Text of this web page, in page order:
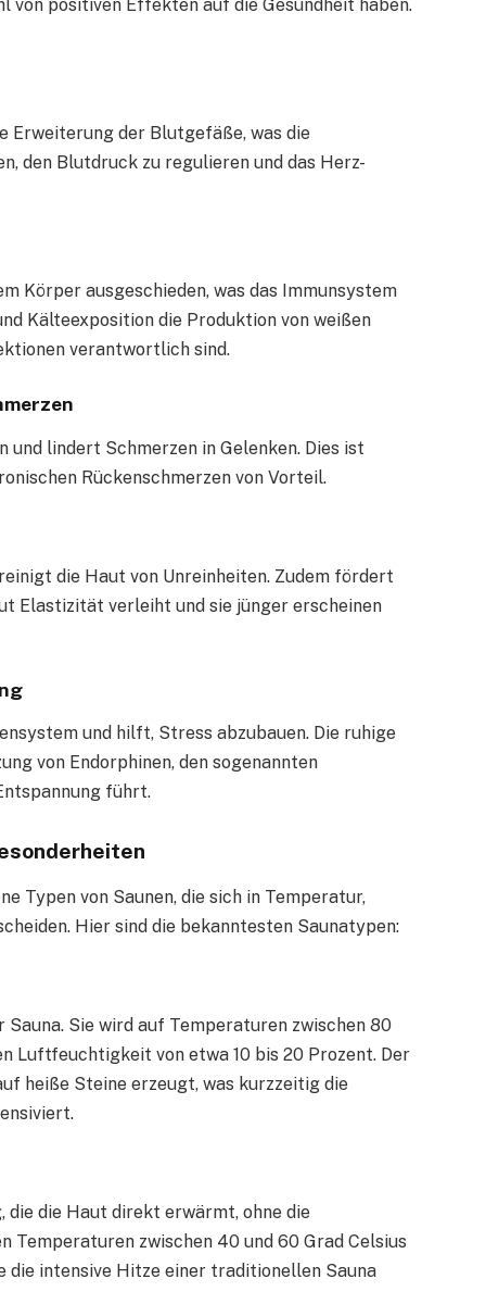
von positiven Effekten auf die Gesundheit haben.
Erweiterung der Blutgefäße, was die
den Blutdruck zu regulieren und das Herz-
Körper ausgeschieden, was das Immunsystem
Kälteexposition die Produktion von weißen
verantwortlich sind.
und lindert Schmerzen in Gelenken. Dies ist
Rückenschmerzen von Vorteil.
die Haut von Unreinheiten. Zudem fördert
Elastizität verleiht und sie jünger erscheinen
und hilft, Stress abzubauen. Die ruhige
von Endorphinen, den sogenannten
führt.
Typen von Saunen, die sich in Temperatur,
Hier sind die bekanntesten Saunatypen:
Sie wird auf Temperaturen zwischen 80
Luftfeuchtigkeit von etwa 10 bis 20 Prozent. Der
heiße Steine erzeugt, was kurzzeitig die
die Haut direkt erwärmt, ohne die
zwischen 40 und 60 Grad Celsius
die intensive Hitze einer traditionellen Sauna